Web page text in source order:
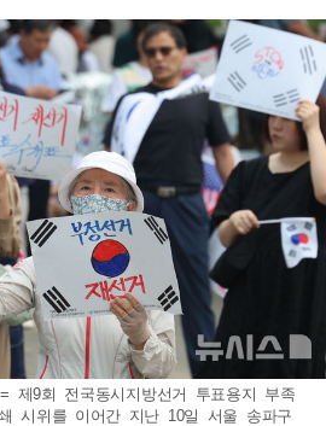
제9회 전국동시지방선거 투표용지 부족
시위를 이어간 지난 10일 서울 송파구